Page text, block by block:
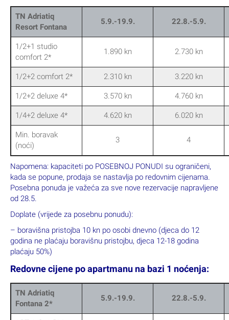
Posebna ponuda po smještajnoj jedinici na bazi 7
noćenja / najam (26):
TN Adriatiq
Resort Fontana
5.9.-19.9. 22.8.-5.9.
1/2+1 studio
comfort 2*
1/2+2 comfort 2* 2.310 kn 3.220 kn
1/2+2 deluxe 4* 3.570 kn 4.760 kn
1/4+2 deluxe 4*
Min. boravak
(noći)
3 4
Napomena: kapaciteti po POSEBNOJ PONUDI su ograničeni,
kada se popune, prodaja se nastavlja po redovnim cijenama.
Posebna ponuda je važeća za sve nove rezervacije napravljene
od 28.5.
Doplate (vrijede za posebnu ponudu):
godina ne plaćaju boravišnu pristojbu, djeca 12-18 godina
plaćaju 50%)
Redovne cijene po apartmanu na bazi 1 noćenja: